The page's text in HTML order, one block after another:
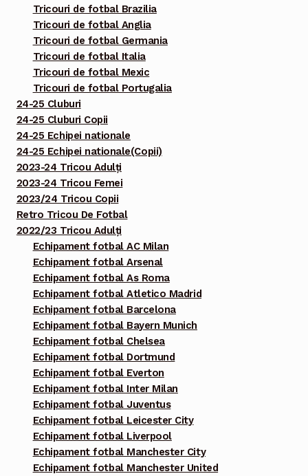
Tricouri de fotbal Brazilia
Tricouri de fotbal Anglia
Tricouri de fotbal Germania
Tricouri de fotbal Italia
Tricouri de fotbal Mexic
Tricouri de fotbal Portugalia
24-25 Cluburi
24-25 Cluburi Copii
24-25 Echipei nationale
24-25 Echipei nationale(Copii)
2023-24 Tricou Adulți
2023-24 Tricou Femei
2023/24 Tricou Copii
Retro Tricou De Fotbal
2022/23 Tricou Adulți
Echipament fotbal AC Milan
Echipament fotbal Arsenal
Echipament fotbal As Roma
Echipament fotbal Atletico Madrid
Echipament fotbal Barcelona
Echipament fotbal Bayern Munich
Echipament fotbal Chelsea
Echipament fotbal Dortmund
Echipament fotbal Everton
Echipament fotbal Inter Milan
Echipament fotbal Juventus
Echipament fotbal Leicester City
Echipament fotbal Liverpool
Echipament fotbal Manchester City
Echipament fotbal Manchester United